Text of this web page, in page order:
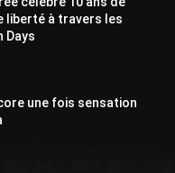
liberté à travers les
Days
une fois sensation